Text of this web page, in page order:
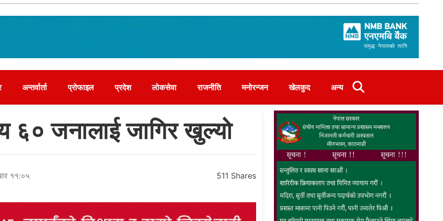
अन्तर्वार्ता प्रोफाइल प्रदेश लोकसेवा राजनीति मनोरन्जन खेलकुद अन्य
६० जनालाई जागिर खुल्यो
११:०५ 511 Shares